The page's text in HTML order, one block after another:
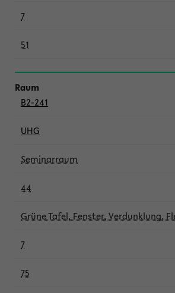
7
51
B2-241
UHG
Seminarraum
44
Grüne Tafel, Fenster, Verdunklung,
7
75